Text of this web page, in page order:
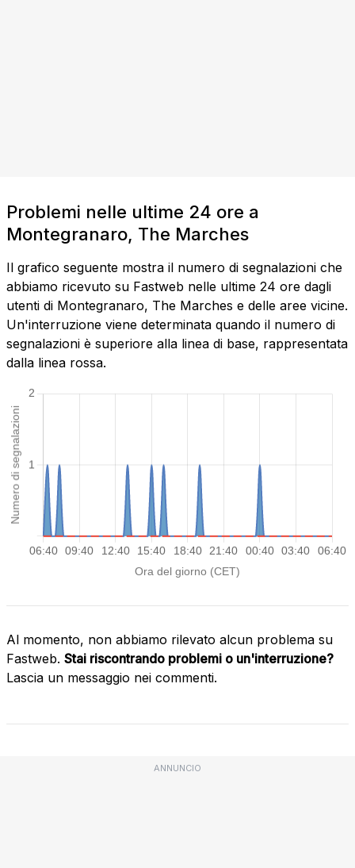
Problemi nelle ultime 24 ore a
Montegranaro, The Marches
Il grafico seguente mostra il numero di segnalazioni che
abbiamo ricevuto su Fastweb nelle ultime 24 ore dagli
utenti di Montegranaro, The Marches e delle aree vicine.
Un'interruzione viene determinata quando il numero di
segnalazioni è superiore alla linea di base, rappresentata
dalla linea rossa.
Al momento, non abbiamo rilevato alcun problema su
Fastweb. Stai riscontrando problemi o un'interruzione?
Lascia un messaggio nei commenti.
ANNUNCIO